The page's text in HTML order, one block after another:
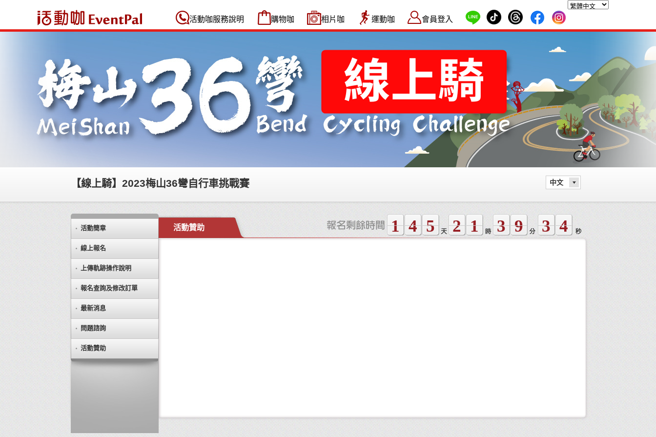
活動咖 Eventpal
活動咖服務說明 購物咖 相片咖 運動咖 會員登入
【線上騎】2023梅山36彎自行車挑戰賽 中文
活動簡章
線上報名
上傳軌跡操作說明
報名查詢及修改訂單
最新消息
問題諮詢
活動贊助
活動贊助 1 4 5 2 1 3 9 3 4